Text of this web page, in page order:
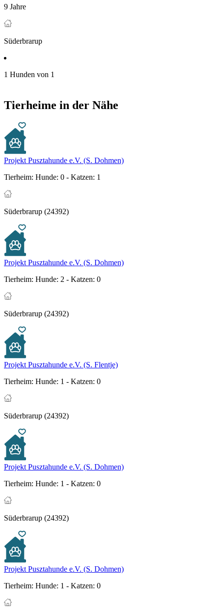
9 Jahre
Süderbrarup
1 Hunden von 1
Tierheime in der Nähe
Projekt Pusztahunde e.V. (S. Dohmen)
Tierheim: Hunde: 0 - Katzen: 1
Süderbrarup (24392)
Projekt Pusztahunde e.V. (S. Dohmen)
Tierheim: Hunde: 2 - Katzen: 0
Süderbrarup (24392)
Projekt Pusztahunde e.V. (S. Flentje)
Tierheim: Hunde: 1 - Katzen: 0
Süderbrarup (24392)
Projekt Pusztahunde e.V. (S. Dohmen)
Tierheim: Hunde: 1 - Katzen: 0
Süderbrarup (24392)
Projekt Pusztahunde e.V. (S. Dohmen)
Tierheim: Hunde: 1 - Katzen: 0